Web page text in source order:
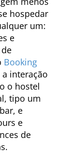
hospedar
um:
e
Booking
interação
o hostel
tipo um
e
e
de